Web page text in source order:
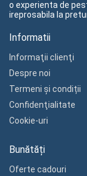
o experienta de
ireprosabila la
Informatii
Informaţii clienţi
Despre noi
Termeni și condiții
Confidenţialitate
Cookie-uri
Bunătăți
Oferte cadouri